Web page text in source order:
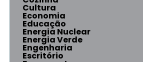
Cultura
Economia
Educação
Energia Nuclear
Energia Verde
Engenharia
Escritório